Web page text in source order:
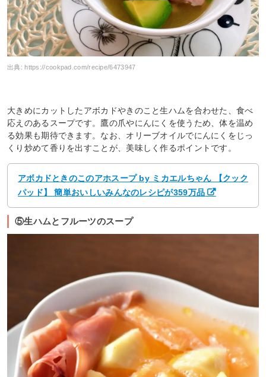
出典:https://cookpad.com/recipe/6473947
大きめにカットしたアボカドやきのこと生ハムを合わせた、食べ
応えのあるスープです。鷹の爪やにんにくを使うため、体を温め
る効果も期待できます。なお、オリーブオイルでにんにくをじっ
くり炒めて香りを出すことが、美味しく作るポイントです。
アボカドときのこのアホスープ by ミカエルちゃん 【クック
パッド】 簡単おいしいみんなのレシピが359万品
⑤生ハムとフルーツのスープ